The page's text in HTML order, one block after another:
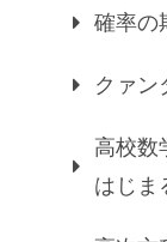
確率の
クァン
高校数
はじま